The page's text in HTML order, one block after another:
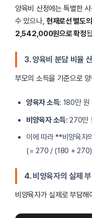
양육비 산정에는 특별한
수 있으나, 현재로선 별도
2,542,000원으로 확정
3. 양육비 분담 비율
부모의 소득을 기준으로
양육자 소득: 180만 원
비양육자 소득: 270만
이에 따라 **비양육자
(= 270 / (180 +
4. 비양육자의 실제
비양육자가 실제로 부담